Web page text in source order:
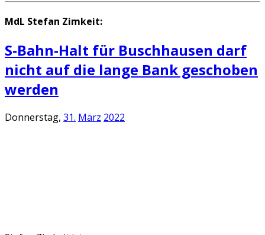
MdL Stefan Zimkeit:
S-Bahn-Halt für Buschhausen darf
nicht auf die lange Bank geschoben
werden
Donnerstag, 31. März 2022